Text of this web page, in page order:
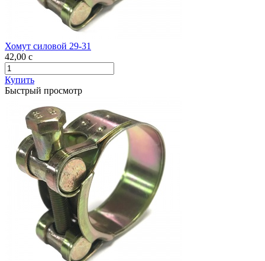
Хомут силовой 29-31
42,00 c
Купить
Быстрый просмотр